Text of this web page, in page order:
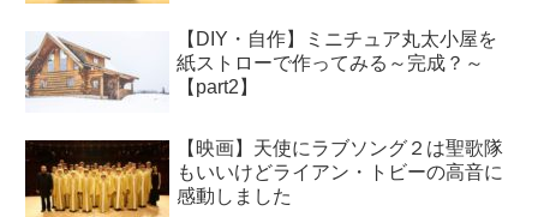
【DIY・自作】ミニチュア丸太小屋を
紙ストローで作ってみる～完成？～
【part2】
【映画】天使にラブソング２は聖歌隊
もいいけどライアン・トビーの高音に
感動しました